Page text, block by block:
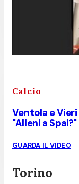
Calcio
Ventola e
"Alleni a Spal?"
GUARDA IL VIDEO
Torino